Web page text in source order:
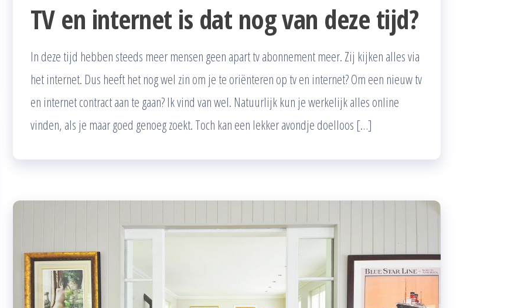
TV en internet is dat nog van deze tijd?
In deze tijd hebben steeds meer mensen geen apart tv abonnement meer. Zij kijken alles via
het internet. Dus heeft het nog wel zin om je te oriënteren op tv en internet? Om een nieuw tv
en internet contract aan te gaan? Ik vind van wel. Natuurlijk kun je werkelijk alles online
vinden, als je maar goed genoeg zoekt. Toch kan een lekker avondje doelloos […]